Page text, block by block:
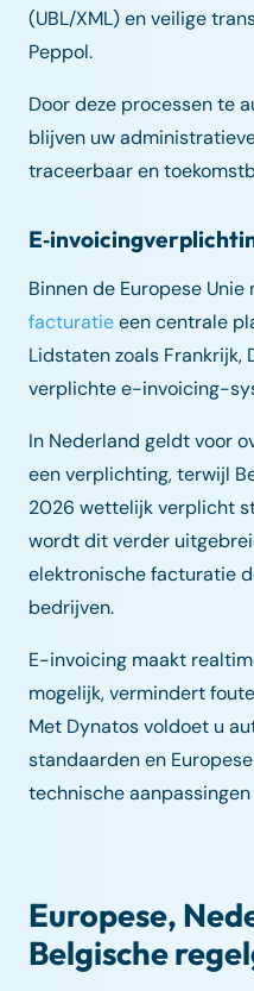
(UBL/XML) en veilige
Peppol.
Door deze processen te
blijven uw
traceerbaar en
Binnen de Europese Unie
facturatieeen centrale
Lidstaten zoals Frankrijk,
verplichte e-invoicing-
In Nederland geldt voor
een verplichting, terwijl
2026 wettelijk verplicht
wordt dit verder
elektronische facturatie
bedrijven.
E-invoicing maakt
mogelijk, vermindert
Met Dynatos voldoet u
standaarden en
technische
Europese,
Belgische